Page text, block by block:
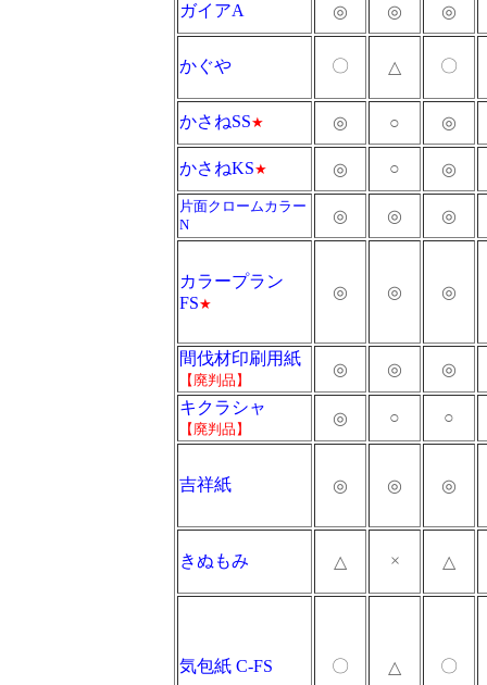
ガイアA ◎ ◎ ◎
かぐや 〇 △ 〇
かさねSS★ ◎ ○ ◎
かさねKS★ ◎ ○ ◎
片面クロームカラー
N
◎ ◎ ◎
カラープラン
FS★
◎ ◎ ◎
間伐材印刷用紙
【廃判品】
◎ ◎ ◎
キクラシャ
【廃判品】
◎ ○ ○
吉祥紙 ◎ ◎ ◎
きぬもみ △ × △
気包紙 C-FS 〇 △ 〇